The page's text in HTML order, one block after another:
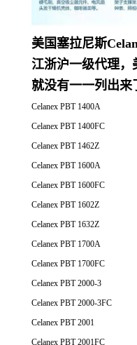
美国塞拉尼斯
江浙沪一级代理，
就没有一一列出来
Celanex PBT 1400A
Celanex PBT 1400FC
Celanex PBT 1462Z
Celanex PBT 1600A
Celanex PBT 1600FC
Celanex PBT 1602Z
Celanex PBT 1632Z
Celanex PBT 1700A
Celanex PBT 1700FC
Celanex PBT 2000-3
Celanex PBT 2000-3FC
Celanex PBT 2001
Celanex PBT 2001FC